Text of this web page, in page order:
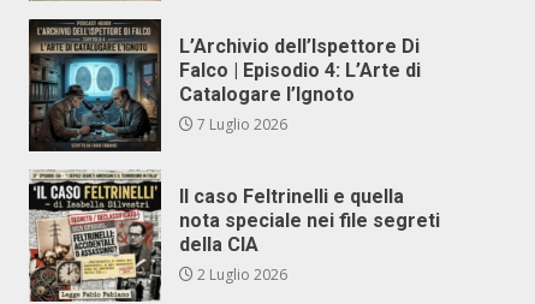
L’Archivio dell’Ispettore Di
Falco | Episodio 4: L’Arte di
Catalogare l’Ignoto
7 Luglio 2026
Il caso Feltrinelli e quella
nota speciale nei file segreti
della CIA
2 Luglio 2026